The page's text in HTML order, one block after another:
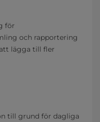
för
och rapportering
lägga till fler
till grund för dagliga